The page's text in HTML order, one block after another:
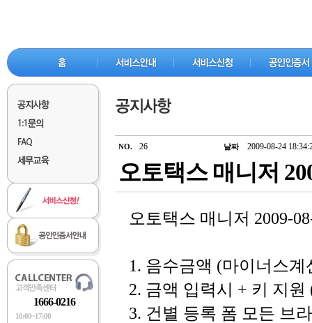
1666-0216
10:00~17:00
NO. 26 날짜 2009-08-24
오토택스 매니저
오토택스 매니저 2009-
1. 음수금액 (마이너스
2. 금액 입력시 + 키 지
3. 건별 등록 폼 모든 브